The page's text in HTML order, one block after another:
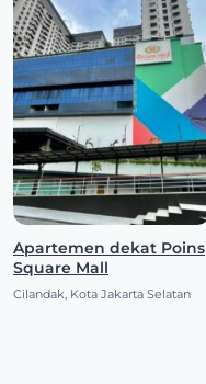
Apartemen dekat Poins
Square Mall
Cilandak, Kota Jakarta Selatan